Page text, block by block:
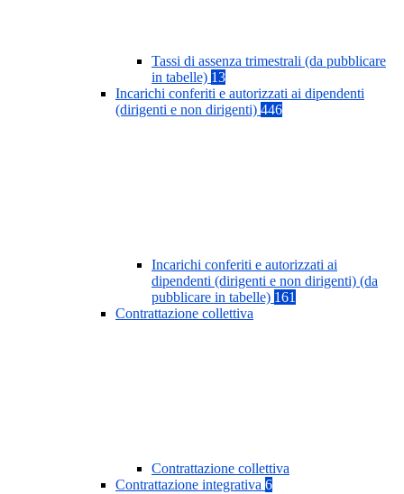
Tassi di assenza trimestrali (da pubblicare
in tabelle) 13
Incarichi conferiti e autorizzati ai dipendenti
(dirigenti e non dirigenti) 446
Incarichi conferiti e autorizzati ai
dipendenti (dirigenti e non dirigenti) (da
pubblicare in tabelle) 161
Contrattazione collettiva
Contrattazione collettiva
Contrattazione integrativa 6